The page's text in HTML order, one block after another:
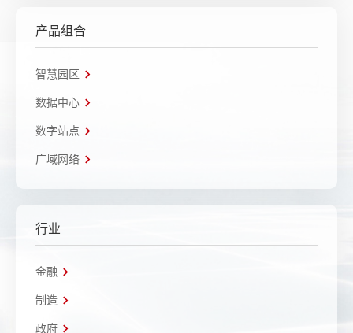
产品组合
智慧园区
数据中心
数字站点
广域网络
行业
金融
制造
政府